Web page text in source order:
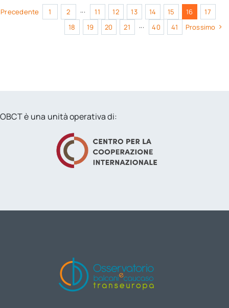
Precedente 1 2 ··· 11 12 13 14 15 16
17
18
19 20 21 ··· 40 41 Prossimo
OBCT è una unità operativa di: